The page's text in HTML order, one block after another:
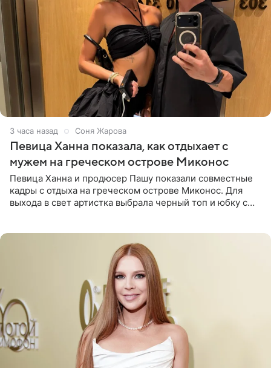
3 часа назад Соня Жарова
Певица Ханна показала, как отдыхает с
мужем на греческом острове Миконос
Певица Ханна и продюсер Пашу показали совместные
кадры с отдыха на греческом острове Миконос. Для
выхода в свет артистка выбрала черный топ и юбку с